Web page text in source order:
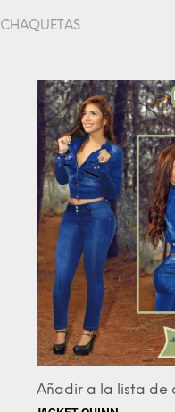
CHAQUETAS
Añadir a la lista de